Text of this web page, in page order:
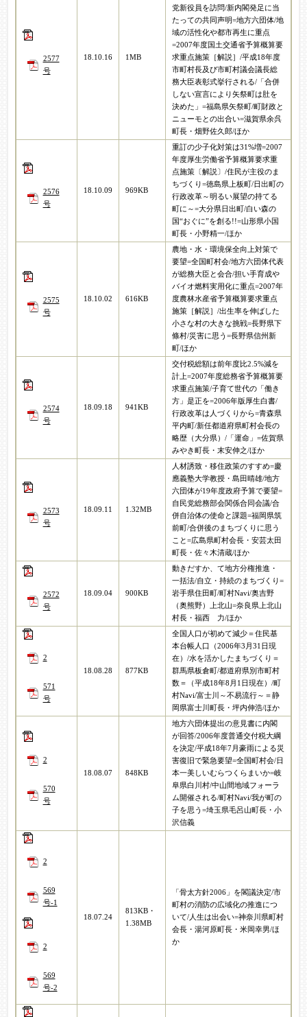
2577
号
18.10.16 1MB
党新役員を訪問/新内閣発足に当
たっての共同声明=地方六団体/地
域の活性化や都市再生に重点
=2007年度国土交通省予算概算要
求重点施策［解説］/平成18年度
市町村長及び市町村議会議長総
務大臣表彰式挙行される/「合併
しない宣言により矢祭町は肚を
決めた」=福島県矢祭町/町財政と
ニューモとの出合い=滋賀県余呉
町長・畑野佐久郎/ほか
2576
号
18.10.09 969KB
重訂の少子化対策は31%増=2007
年度厚生労働省予算概算要求重
点施策〔解説〕/住民が主役のま
ちづくり=徳島県上板町/日出町の
行政改革～明るい展望の持てる
町に～=大分県日出町/白い森の
国“おぐに”を創る!!=山形県小国
町長・小野精一/ほか
2575
号
18.10.02 616KB
農地・水・環境保全向上対策で
要望=全国町村会/地方六団体代表
が総務大臣と会合/担い手育成や
バイオ燃料実用化に重点=2007年
度農林水産省予算概算要求重点
施策［解説］/出生率を伸ばした
小さな村の大きな挑戦=長野県下
條村/災害に思う=長野県信州新
町/ほか
2574
号
18.09.18 941KB
交付税総額は前年度比2.5%減を
計上=2007年度総務省予算概算要
求重点施策/子育て世代の「働き
方」是正を=2006年版厚生白書/
行政改革は人づくりから=青森県
平内町/新任都道府県町村会長の
略歴（大分県）/「運命」=佐賀県
みやき町長・末安伸之/ほか
2573
号
18.09.11 1.32MB
人材誘致・移住政策のすすめ=慶
應義塾大学教授・島田晴雄/地方
六団体が19年度政府予算で要望=
自民党総務部会関係合同会議/合
併自治体の使命と課題=福岡県筑
前町/合併後のまちづくりに思う
こと=広島県町村会長・安芸太田
町長・佐々木清蔵/ほか
2572
号
18.09.04 900KB
動きだすか、て地方分権推進・
一括法/自立・持続のまちづくり=
岩手県住田町/町村Navi/奥吉野
（奥熊野）上北山=奈良県上北山
村長・福西 力/ほか
2
571
号
18.08.28 877KB
全国人口が初めて減少＝住民基
本台帳人口（2006年3月31日現
在）/水を活かしたまちづくり＝
群馬県板倉町/都道府県別市町村
数＝（平成18年8月1日現在）/町
村Navi/富士川～不易流行～＝静
岡県富士川町長・坪内伸浩/ほか
2
570
号
18.08.07 848KB
地方六団体提出の意見書に内閣
が回答/2006年度普通交付税大綱
を決定/平成18年7月豪雨による災
害復旧で緊急要望=全国町村会/日
本一美しいむらつくらまいか=岐
阜県白川村/中山間地域フォーラ
ム開催される/町村Navi/我が町の
子を思う=埼玉県毛呂山町長・小
沢信義
2
569
号-1
2
569
号-2
18.07.24
813KB・
1.38MB
「骨太方針2006」を閣議決定/市
町村の消防の広域化の推進につ
いて/人生は出会い=神奈川県町村
会長・湯河原町長・米岡幸男/ほ
か